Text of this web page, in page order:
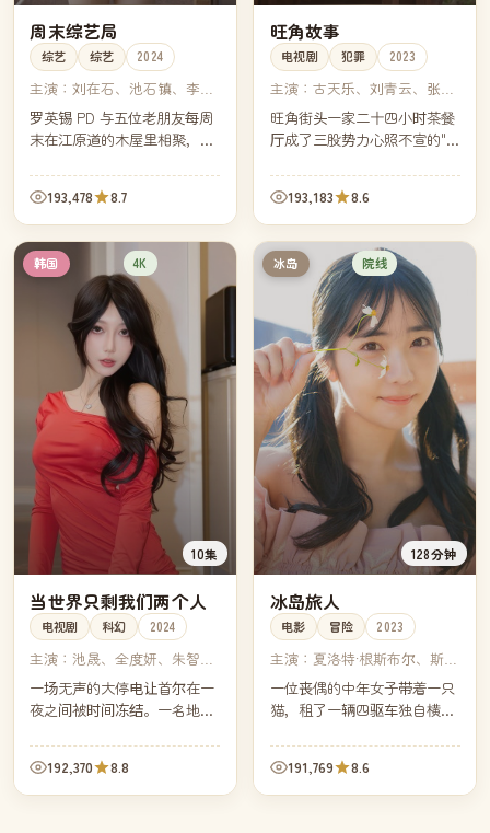
周末综艺局
综艺 综艺 2024
主演：刘在石、池石镇、李孝
利、朴娜莱
罗英锡 PD 与五位老朋友每周
末在江原道的木屋里相聚，不
饭聊到深夜散步——韩国近年
最受好评的"无脑"综艺。
193,478 8.7
旺角故事
电视剧 犯罪 2023
主演： 古天乐、刘青云、张家
辉、林家栋
旺角街头一家二十四小时茶餐
厅成了三股势力心照不宣的"中
人不得不在同一晚摊开各自的
牌。193,183 8.6
韩国 4K
10集
当世界只剩我们两个人
电视剧 科幻 2024
主演： 池晟、全度妍、朱智
勋、任时完
一场无声的大停电让首尔在一
夜之间被时间冻结。一名地铁
是城市中仅剩的两个清醒者，
他们沿着冷冷清清的汉江一路
向南，寻找时间消失的入口。
192,370 8.8
冰岛 院线
128分钟
冰岛旅人
电影 冒险 2023
主演： 夏洛特·根斯布尔、斯特
兰·斯卡斯加德、玛蒂尔达·詹
宁斯、尼可拉斯·凯奇
一位丧偶的中年女子带着一只
猫，租了一辆四驱车独自横穿
每一座教堂、每一阵风都让她
离自己更近了一步。
191,769 8.6